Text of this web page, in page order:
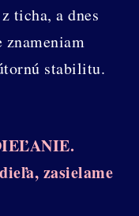
ticha, a dnes
znameniam
stabilitu.
zasielame